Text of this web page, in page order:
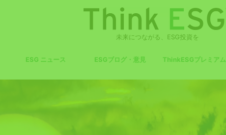
未来につながる、ESG投資を
ESG ニュース ESGブログ・意見 ThinkESGプレミアム